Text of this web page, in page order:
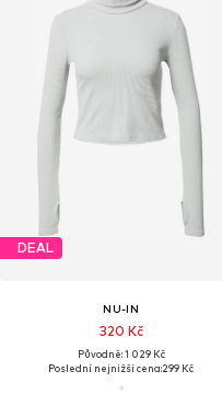
DEAL
NU-IN
320 Kč
Původně: 1 029 Kč
Poslední nejnižší cena:299 Kč